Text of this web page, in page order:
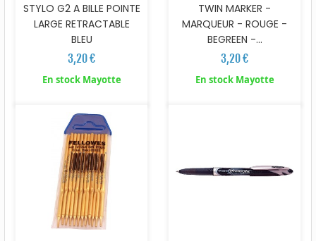
STYLO G2 A BILLE POINTE
LARGE RETRACTABLE
BLEU
3,20 €
En stock Mayotte
TWIN MARKER -
MARQUEUR - ROUGE -
BEGREEN -...
3,20 €
En stock Mayotte